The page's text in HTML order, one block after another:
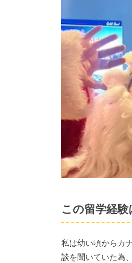
この留学経
私は幼い頃からカ
談を聞いていた為